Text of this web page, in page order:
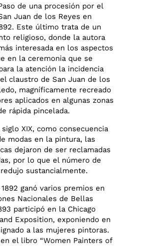
de una procesión por el
Juan de los Reyes en
Este último trata de un
religioso, donde la autora
interesada en los aspectos
en la ceremonia que se
la atención la incidencia
claustro de San Juan de los
magníficamente recreado
aplicados en algunas zonas
rápida pincelada.
XIX, como consecuencia
modas en la pintura, las
dejaron de ser reclamadas
por lo que el número de
sustancialmente.
ganó varios premios en
Nacionales de Bellas
participó en la Chicago
Exposition, exponiendo en
a las mujeres pintoras.
el libro “Women Painters of